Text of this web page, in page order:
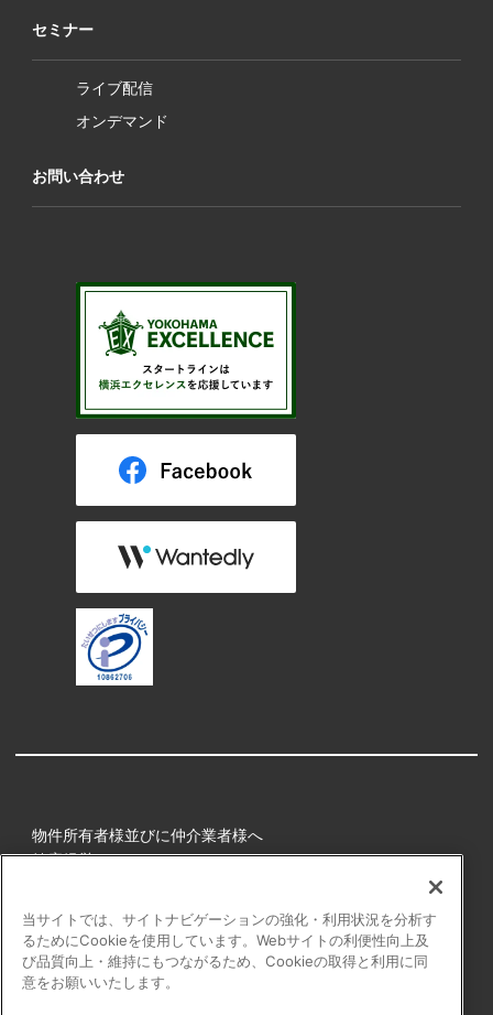
セミナー
ライブ配信
オンデマンド
お問い合わせ
物件所有者様並びに仲介業者様へ
健康経営
プライバシーポリシー
障害者の表記について
当サイトでは、サイトナビゲーションの強化・利用状況を分析す
るためにCookieを使用しています。Webサイトの利便性向上及
び品質向上・維持にもつながるため、Cookieの取得と利用に同
意をお願いいたします。